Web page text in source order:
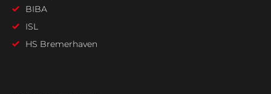
BIBA
ISL
HS Bremerhaven